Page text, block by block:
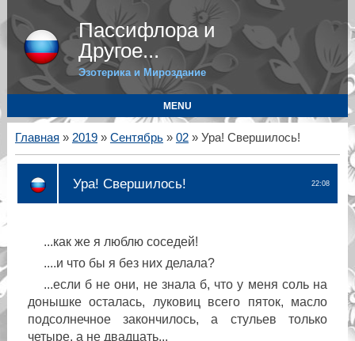
Пассифлора и
Другое...
Эзотерика и Мироздание
MENU
Главная » 2019 » Сентябрь » 02» Ура! Свершилось!
22:08
Ура! Свершилось!
...как же я люблю соседей!
....и что бы я без них делала?
...если б не они, не знала б, что у меня соль на
донышке осталась, луковиц всего пяток, масло
подсолнечное закончилось, а стульев только
четыре, а не двадцать...